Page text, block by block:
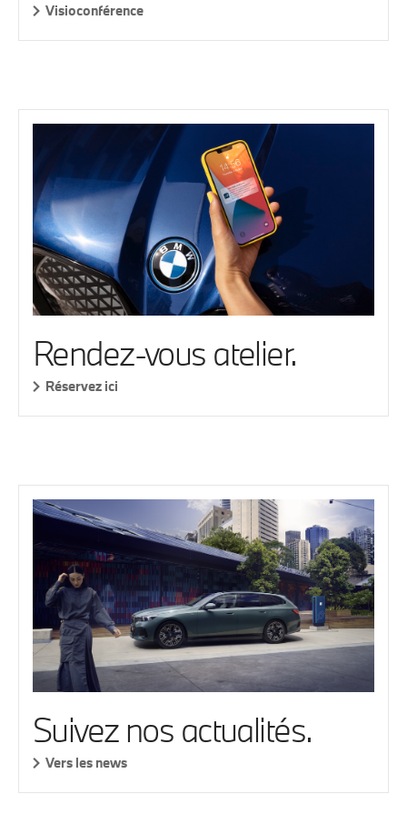
Visioconférence
Rendez-vous atelier.
Réservez ici
Suivez nos actualités.
Vers les news